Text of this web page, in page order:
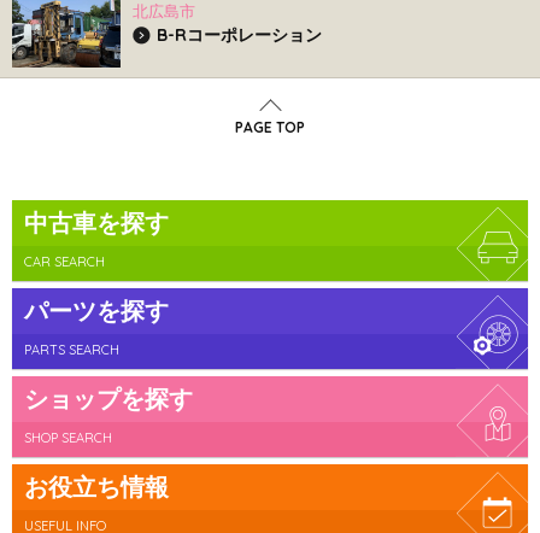
北広島市
B-Rコーポレーション
PAGE TOP
中古車を探す
CAR SEARCH
パーツを探す
PARTS SEARCH
ショップを探す
SHOP SEARCH
お役立ち情報
USEFUL INFO